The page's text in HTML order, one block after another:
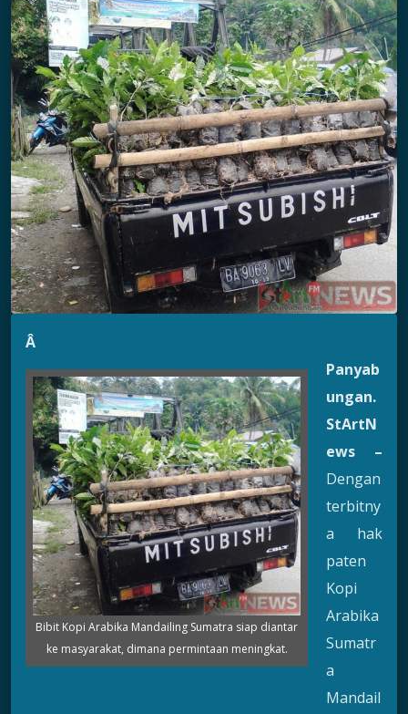
Â
Bibit Kopi Arabika Mandailing Sumatra siap diantar
ke masyarakat, dimana permintaan meningkat.
Panyab
ungan.
StArtN
ews –
Dengan
terbitny
a hak
paten
Kopi
Arabika
Sumatr
a
Mandail